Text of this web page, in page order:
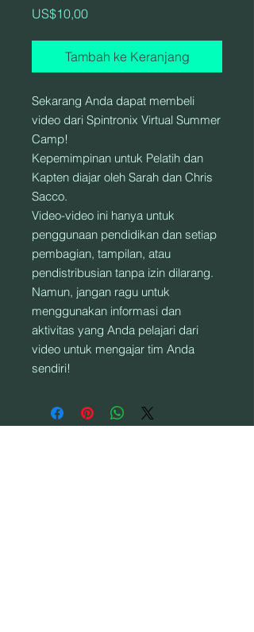
US$10,00Harga
Tambah ke Keranjang
Sekarang Anda dapat membeli
video dari Spintronix Virtual Summer
Camp!
Kepemimpinan untuk Pelatih dan
Kapten diajar oleh Sarah dan Chris
Sacco.
Video-video ini hanya untuk
penggunaan pendidikan dan setiap
pembagian, tampilan, atau
pendistribusian tanpa izin dilarang.
Namun, jangan ragu untuk
menggunakan informasi dan
aktivitas yang Anda pelajari dari
video untuk mengajar tim Anda
sendiri!